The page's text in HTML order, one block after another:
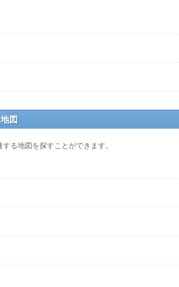
図
る地図を探すことができます。